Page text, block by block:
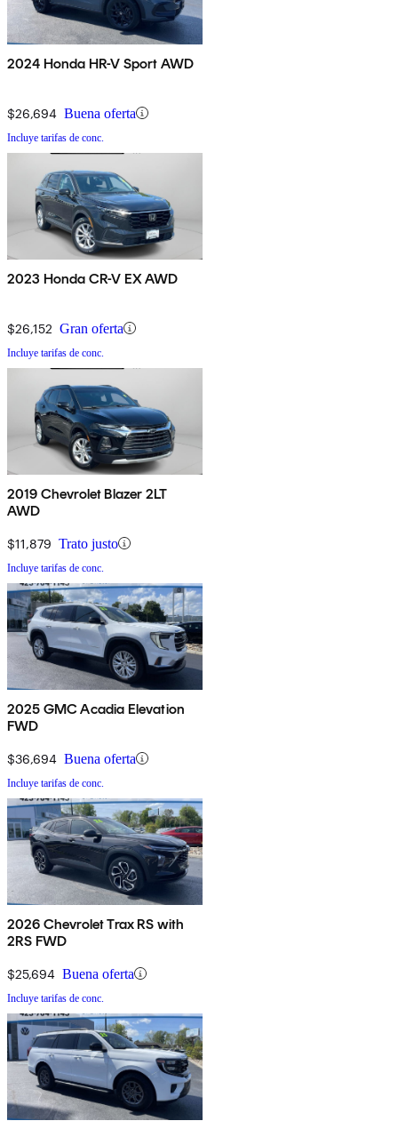
2024 Honda HR-V Sport AWD
$26,694 Buena oferta
Incluye tarifas de conc.
2023 Honda CR-V EX AWD
$26,152 Gran oferta
Incluye tarifas de conc.
2019 Chevrolet Blazer 2LT
AWD
$11,879 Trato justo
Incluye tarifas de conc.
2025 GMC Acadia Elevation
FWD
$36,694 Buena oferta
Incluye tarifas de conc.
2026 Chevrolet Trax RS with
2RS FWD
$25,694 Buena oferta
Incluye tarifas de conc.